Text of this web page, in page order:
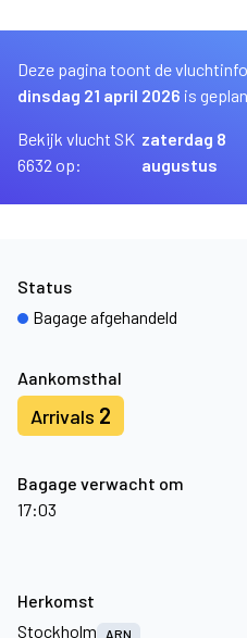
Deze pagina toont de
dinsdag 21 april 2026 is
Bekijk vlucht SK
6632 op:
zaterdag 8
augustus
Aankomsthal
Arrivals 2
Bagage verwacht om
17:03
Status
Bagage afgehandeld
Herkomst
Stockholm
ARN